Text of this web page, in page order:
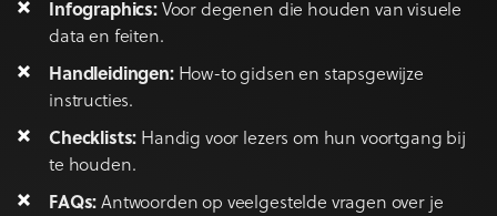
Infographics:Voor degenen die houden van visuele
data en feiten.
Handleidingen:How-to gidsen en stapsgewijze
instructies.
Checklists: Handig voor lezers om hun voortgang bij
te houden.
FAQs: Antwoorden op veelgestelde vragen over je